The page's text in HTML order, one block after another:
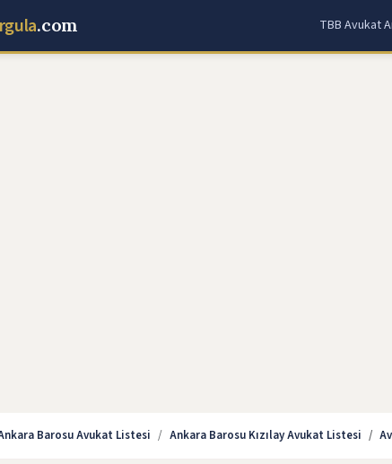
.com TBB Avukat
Barosu Avukat Listesi Ankara Barosu Kızılay Avukat Listesi